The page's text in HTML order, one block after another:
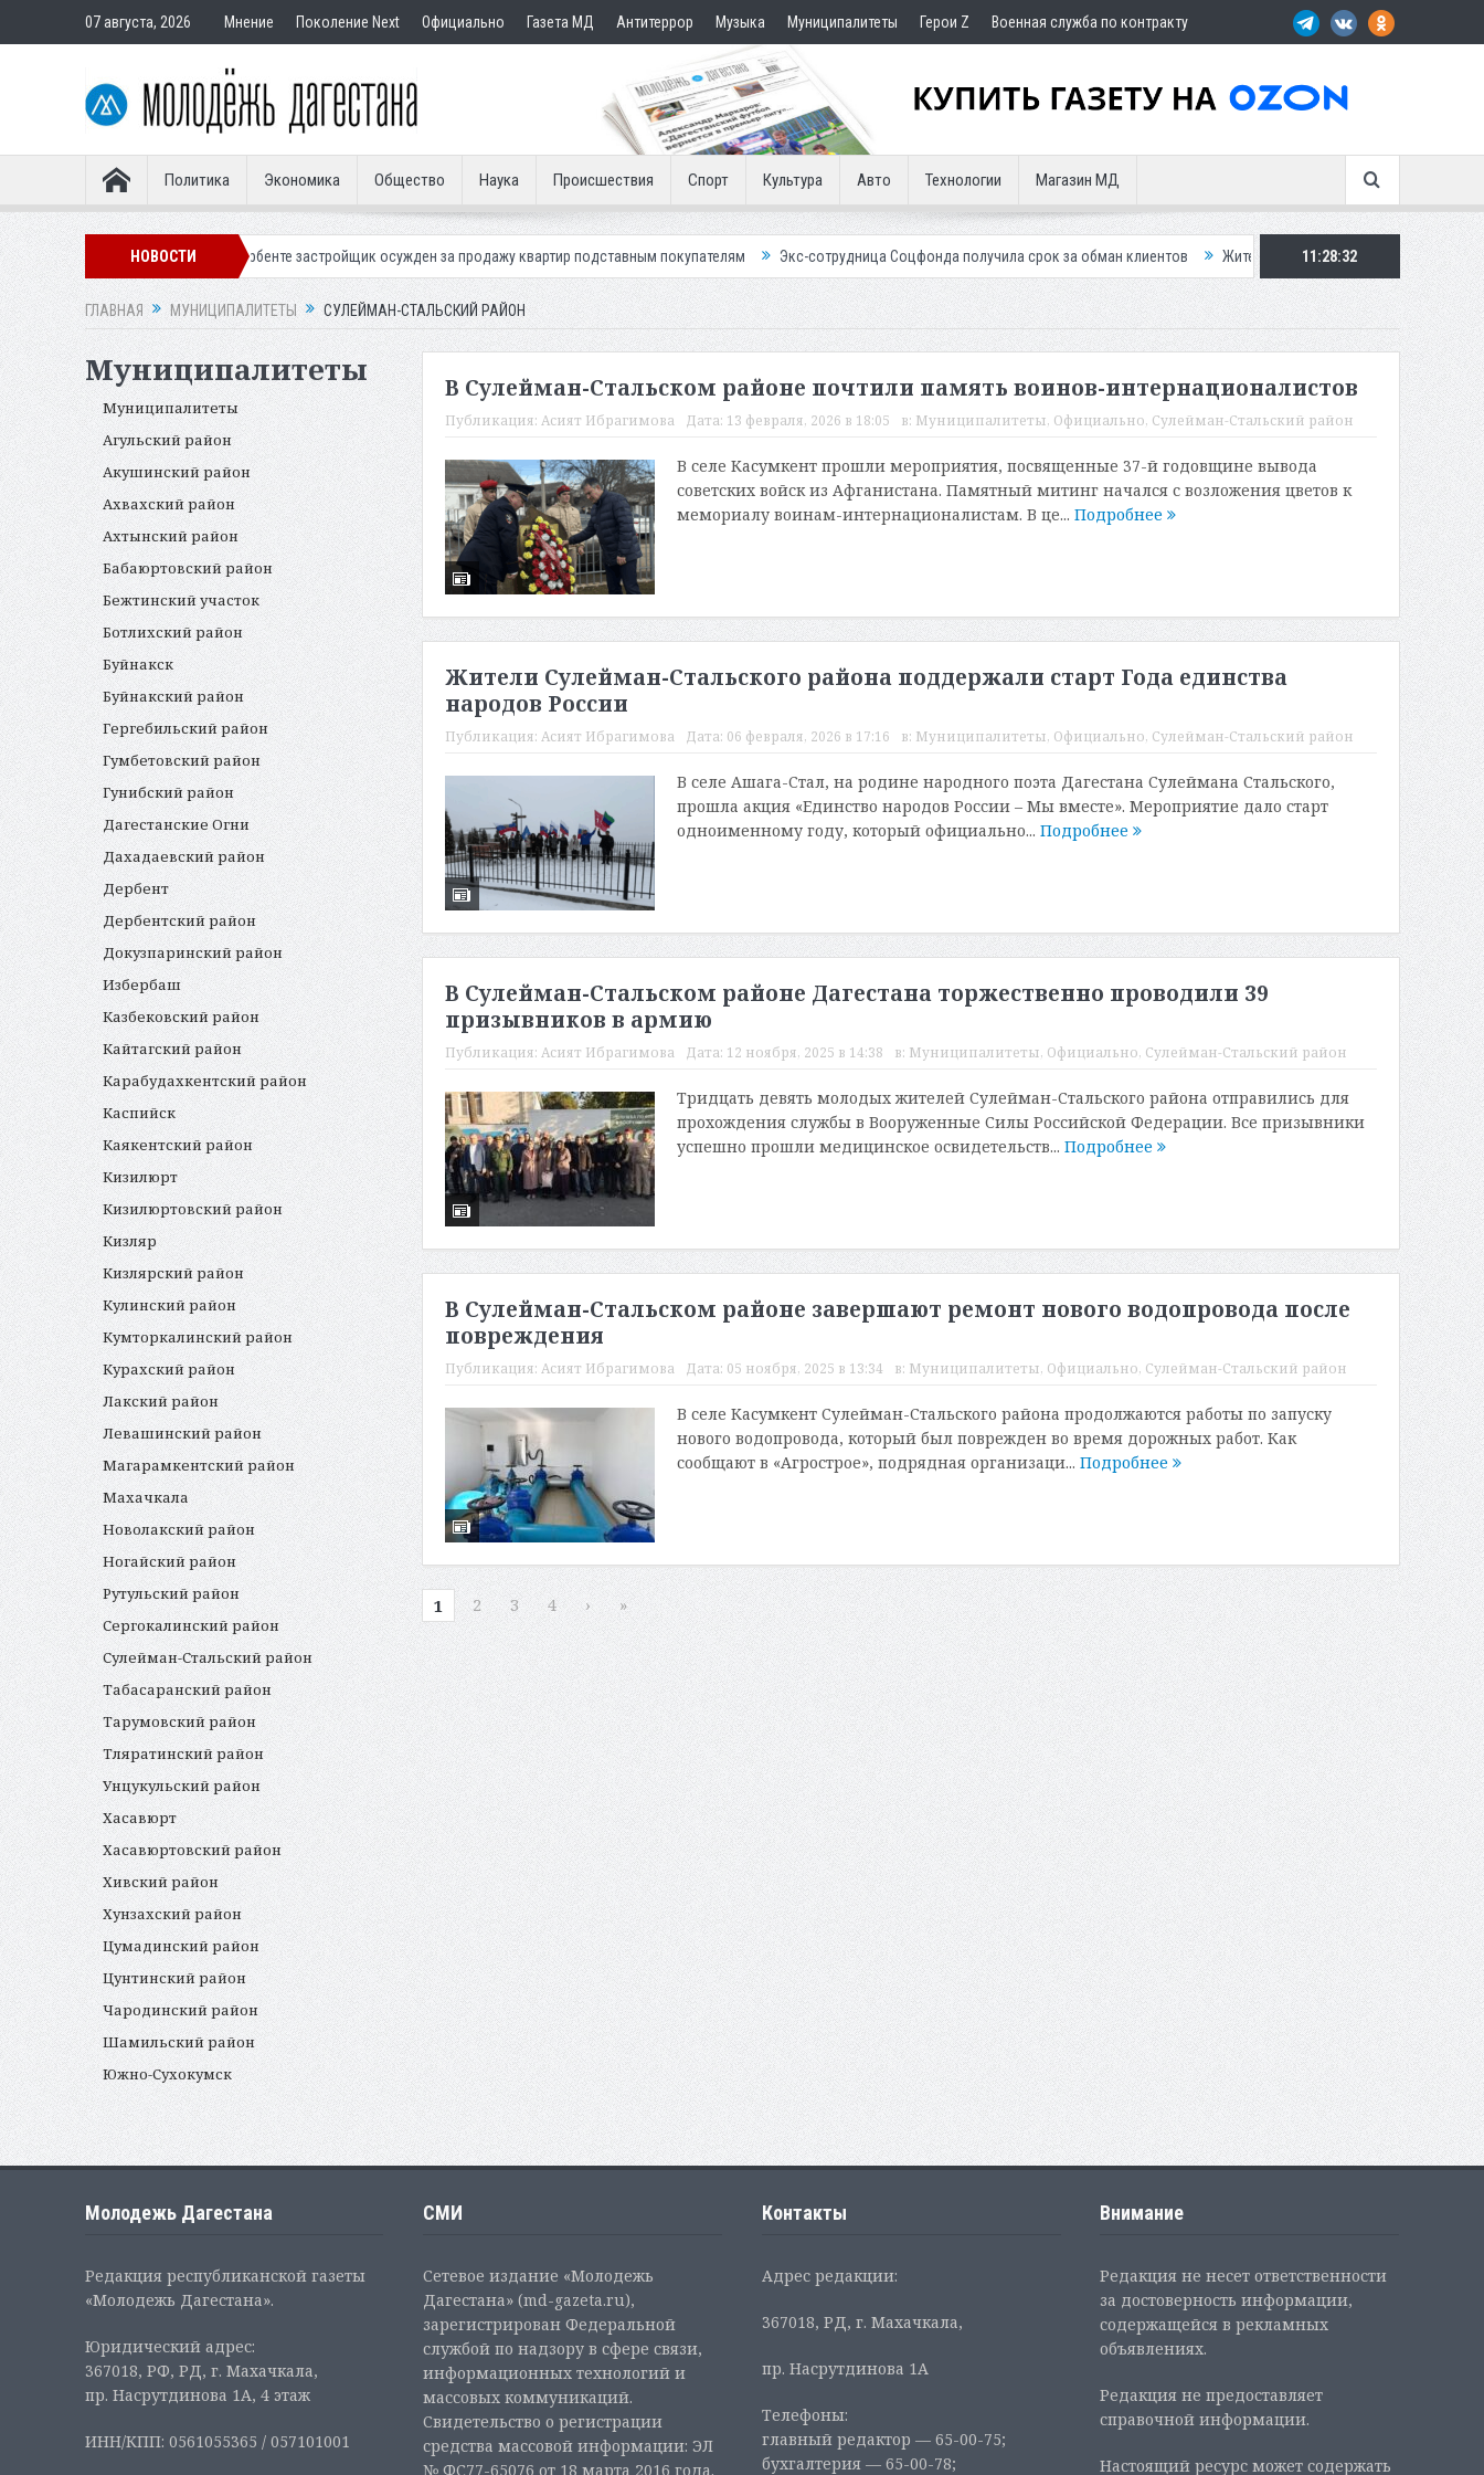
07 августа, 2026 Мнение Поколение Next Официально Газета МД Антитеррор Музыка Муниципалитеты Герои Z Военная служба по контракту
Политика Экономика Общество Наука Происшествия Спорт Культура Авто Технологии Магазин МД
НОВОСТИ
в Махачкале В Дербенте застройщик осужден за продажу квартир подставным покупателям Экс-сотрудница Соцфонда получила срок за обман клиентов Жителей Дагестана приглашает в «Госуслуги
11:28:33
ГЛАВНАЯ МУНИЦИПАЛИТЕТЫ СУЛЕЙМАН-СТАЛЬСКИЙ РАЙОН
Муниципалитеты
Муниципалитеты
Агульский район
Акушинский район
Ахвахский район
Ахтынский район
Бабаюртовский район
Бежтинский участок
Ботлихский район
Буйнакск
Буйнакский район
Гергебильский район
Гумбетовский район
Гунибский район
Дагестанские Огни
Дахадаевский район
Дербент
Дербентский район
Докузпаринский район
Избербаш
Казбековский район
Кайтагский район
Карабудахкентский район
Каспийск
Каякентский район
Кизилюрт
Кизилюртовский район
Кизляр
Кизлярский район
Кулинский район
Кумторкалинский район
Курахский район
Лакский район
Левашинский район
Магарамкентский район
Махачкала
Новолакский район
Ногайский район
Рутульский район
Сергокалинский район
Сулейман-Стальский район
Табасаранский район
Тарумовский район
Тляратинский район
Унцукульский район
Хасавюрт
Хасавюртовский район
Хивский район
Хунзахский район
Цумадинский район
Цунтинский район
Чародинский район
Шамильский район
Южно-Сухокумск
В Сулейман-Стальском районе почтили память воинов-интернационалистов
Публикация: Асият Ибрагимова Дата: 13 февраля, 2026 в 18:05 в: Муниципалитеты, Официально, Сулейман-Стальский район
В селе Касумкент прошли мероприятия, посвященные 37-й годовщине вывода
советских войск из Афганистана. Памятный митинг начался с возложения цветов к
мемориалу воинам-интернационалистам. В це... Подробнее
Жители Сулейман-Стальского района поддержали старт Года единства
народов России
Публикация: Асият Ибрагимова Дата: 06 февраля, 2026 в 17:16 в: Муниципалитеты, Официально, Сулейман-Стальский район
В селе Ашага-Стал, на родине народного поэта Дагестана Сулеймана Стальского,
прошла акция «Единство народов России – Мы вместе». Мероприятие дало старт
одноименному году, который официально... Подробнее
В Сулейман-Стальском районе Дагестана торжественно проводили 39
призывников в армию
Публикация: Асият Ибрагимова Дата: 12 ноября, 2025 в 14:38 в: Муниципалитеты, Официально, Сулейман-Стальский район
Тридцать девять молодых жителей Сулейман-Стальского района отправились для
прохождения службы в Вооруженные Силы Российской Федерации. Все призывники
успешно прошли медицинское освидетельств... Подробнее
В Сулейман-Стальском районе завершают ремонт нового водопровода после
повреждения
Публикация: Асият Ибрагимова Дата: 05 ноября, 2025 в 13:34 в: Муниципалитеты, Официально, Сулейман-Стальский район
В селе Касумкент Сулейман-Стальского района продолжаются работы по запуску
нового водопровода, который был поврежден во время дорожных работ. Как
сообщают в «Агрострое», подрядная организаци... Подробнее
1 2 3 4 › »
Молодежь Дагестана
Редакция республиканской газеты
«Молодежь Дагестана».
Юридический адрес:
367018, РФ, РД, г. Махачкала,
пр. Насрутдинова 1А, 4 этаж
ИНН/КПП: 0561055365 / 057101001
СМИ
Сетевое издание «Молодежь
Дагестана» (md-gazeta.ru),
зарегистрирован Федеральной
службой по надзору в сфере связи,
информационных технологий и
массовых коммуникаций.
Свидетельство о регистрации
средства массовой информации: ЭЛ
№ ФС77-65076 от 18 марта 2016 года.
Контакты
Адрес редакции:
367018, РД, г. Махачкала,
пр. Насрутдинова 1А
Телефоны:
главный редактор — 65-00-75;
бухгалтерия — 65-00-78;
Внимание
Редакция не несет ответственности
за достоверность информации,
содержащейся в рекламных
объявлениях.
Редакция не предоставляет
справочной информации.
Настоящий ресурс может содержать